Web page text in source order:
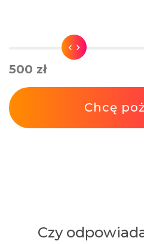
500 zł
Chcę
Czy